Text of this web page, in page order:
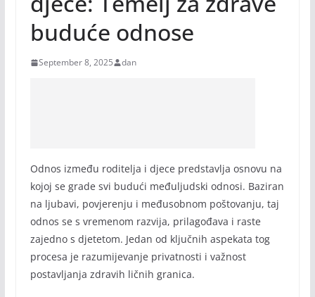
buduće odnose
September 8, 2025 dan
Odnos između roditelja i djece predstavlja osnovu na
kojoj se grade svi budući međuljudski odnosi. Baziran
na ljubavi, povjerenju i međusobnom poštovanju, taj
odnos se s vremenom razvija, prilagođava i raste
zajedno s djetetom. Jedan od ključnih aspekata tog
procesa je razumijevanje privatnosti i važnost
postavljanja zdravih ličnih granica.